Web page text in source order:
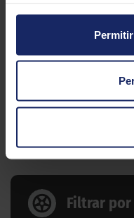
Marca
Estación
1 MEDIDAS PARA EL
DUNLOP GRANDTREK
Filtrar